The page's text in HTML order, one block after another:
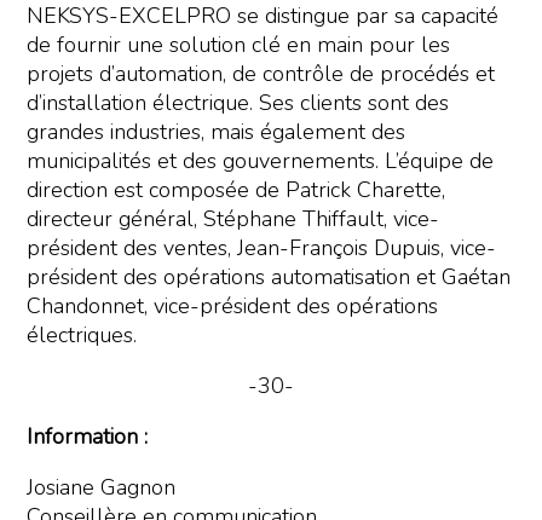
NEKSYS-EXCELPRO se distingue par sa capacité
de fournir une solution clé en main pour les
projets d’automation, de contrôle de procédés et
d’installation électrique. Ses clients sont des
grandes industries, mais également des
municipalités et des gouvernements. L’équipe de
direction est composée de Patrick Charette,
directeur général, Stéphane Thiffault, vice-
président des ventes, Jean-François Dupuis, vice-
président des opérations automatisation et Gaétan
Chandonnet, vice-président des opérations
électriques.
-30-
Information :
Josiane Gagnon